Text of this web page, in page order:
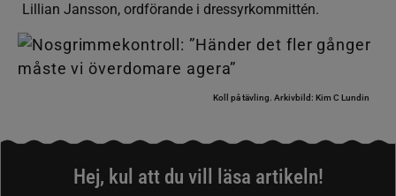
Lillian Jansson, ordförande i dressyrkommittén.
Koll på tävling. Arkivbild: Kim C Lundin
Hej, kul att du vill läsa artikeln!